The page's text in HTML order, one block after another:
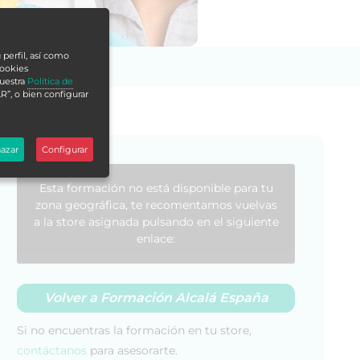
Esta formación no está disponible para tu
zona geográfica, te recomentamos vuelvas
a la store asignada pulsando en el siguiente
enlace:
Volver a Formación Alcalá España
Si no encuentras la formación en tu store,
contáctanos para asesorarte.
perfil, así como
Política de
o bien configurar
Configurar